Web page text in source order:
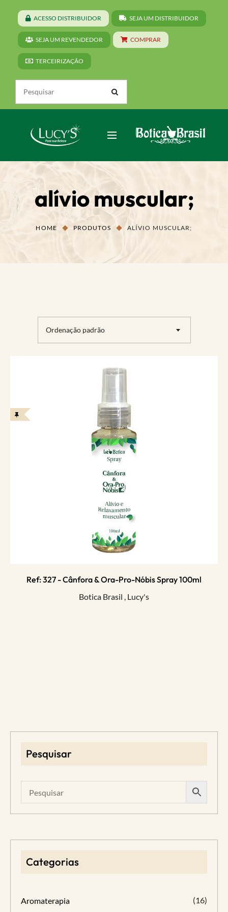
ACESSO DISTRIBUIDOR SEJA UM DISTRIBUIDOR
SEJA UM REVENDEDOR COMPRAR
TERCEIRIZAÇÃO
alívio muscular;
HOME PRODUTOS ALÍVIO MUSCULAR;
Ordenação padrão
Ref: 327 - Cânfora & Ora-Pro-Nóbis Spray 100ml
Botica Brasil , Lucy's
Pesquisar
Categorias
Aromaterapia (16)